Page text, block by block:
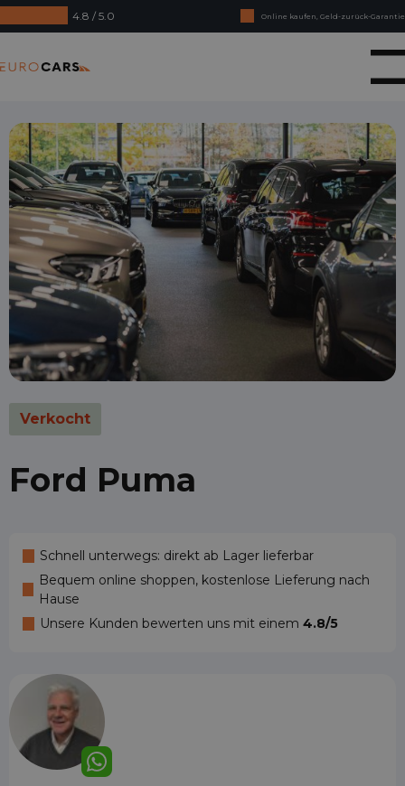
4.8 / 5.0
Online kaufen, Geld-zurück-Garantie
Finanzierungsleasing – Reibungslose Abnahme
Verkocht
Ford Puma
Schnell unterwegs: direkt ab Lager lieferbar
Bequem online shoppen, kostenlose Lieferung nach
Hause
Unsere Kunden bewerten uns mit einem 4.8/5